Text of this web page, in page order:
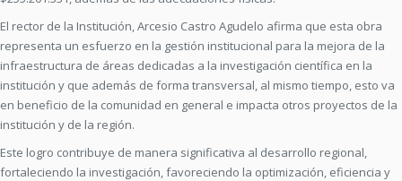
El rector de la Institución, Arcesio Castro Agudelo afirma que esta obra
representa un esfuerzo en la gestión institucional para la mejora de la
infraestructura de áreas dedicadas a la investigación científica en la
institución y que además de forma transversal, al mismo tiempo, esto va
en beneficio de la comunidad en general e impacta otros proyectos de la
institución y de la región.
Este logro contribuye de manera significativa al desarrollo regional,
fortaleciendo la investigación, favoreciendo la optimización, eficiencia y